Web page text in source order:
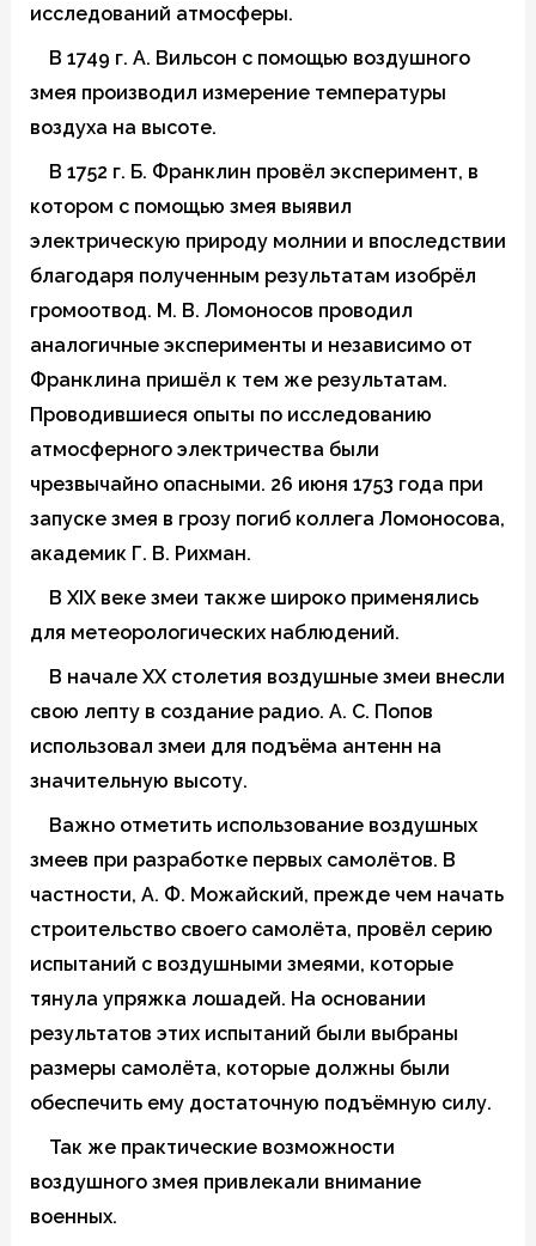
исследований атмосферы.
В 1749 г. А. Вильсон с помощью воздушного
змея производил измерение температуры
воздуха на высоте.
В 1752 г. Б. Франклин провёл эксперимент, в
котором с помощью змея выявил
электрическую природу молнии и впоследствии
благодаря полученным результатам изобрёл
громоотвод. М. В. Ломоносов проводил
аналогичные эксперименты и независимо от
Франклина пришёл к тем же результатам.
Проводившиеся опыты по исследованию
атмосферного электричества были
чрезвычайно опасными. 26 июня 1753 года при
запуске змея в грозу погиб коллега Ломоносова,
академик Г. В. Рихман.
В XIX веке змеи также широко применялись
для метеорологических наблюдений.
В начале XX столетия воздушные змеи внесли
свою лепту в создание радио. А. С. Попов
использовал змеи для подъёма антенн на
значительную высоту.
Важно отметить использование воздушных
змеев при разработке первых самолётов. В
частности, А. Ф. Можайский, прежде чем начать
строительство своего самолёта, провёл серию
испытаний с воздушными змеями, которые
тянула упряжка лошадей. На основании
результатов этих испытаний были выбраны
размеры самолёта, которые должны были
обеспечить ему достаточную подъёмную силу.
Так же практические возможности
воздушного змея привлекали внимание
военных.